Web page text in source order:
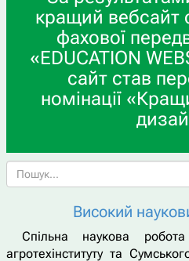
кращий вебсайт
фахової
«EDUCATION
сайт став
номінації
Високий
Спільна наукова робота
агротехінституту та